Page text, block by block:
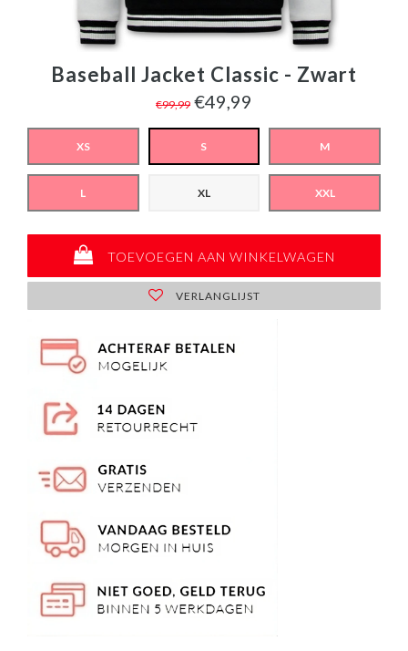
Baseball Jacket Classic - Zwart
€99,99 €49,99
XS S M
L XL XXL
TOEVOEGEN AAN WINKELWAGEN
VERLANGLIJST